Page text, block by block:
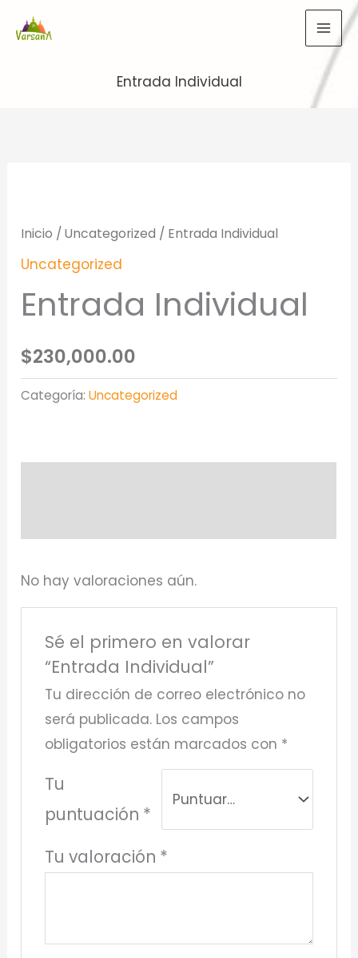
Entrada Individual
Inicio /Uncategorized / Entrada Individual
Uncategorized
Entrada Individual
$230,000.00
Categoría:Uncategorized
No hay valoraciones aún.
Sé el primero en valorar
“Entrada Individual”
Tu dirección de correo electrónico no
será publicada. Los campos
obligatorios están marcados con *
Tu
puntuación *
Tu valoración *